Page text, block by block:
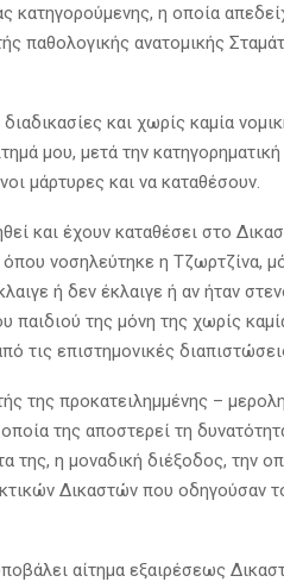
κατηγορούμενης, η οποία
παθολογικής ανατομικής
και χωρίς καμία
μου, μετά την
μάρτυρες και να καταθέσουν.
και έχουν καταθέσει στο
νοσηλεύτηκε η Τζωρτζίνα,
ή δεν έκλαιγε ή αν ήταν
παιδιού της μόνη της χωρίς
τις επιστημονικές
της προκατειλημμένης –
της αποστερεί τη
της, η μοναδική διέξοδος, την
Δικαστών που οδηγούσαν
αίτημα εξαιρέσεως